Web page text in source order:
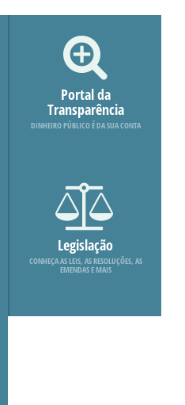
Portal da
Transparência
DINHEIRO PÚBLICO É DA SUA CONTA
Legislação
CONHEÇA AS LEIS, AS RESOLUÇÕES, AS
EMENDAS E MAIS